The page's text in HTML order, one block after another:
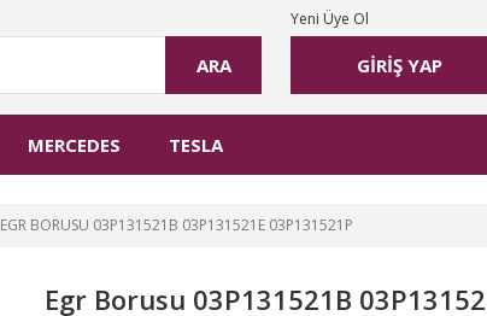
ARA GİRİŞ YAP
Yeni Üye Ol
MERCEDES TESLA
EGR BORUSU 03P131521B 03P131521E 03P131521P
Egr Borusu 03P131521B